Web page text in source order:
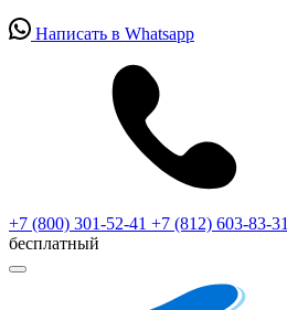
Написать в Whatsapp
+7 (800) 301-52-41 +7 (812) 603-83-31
бесплатный